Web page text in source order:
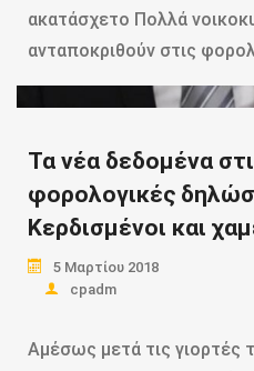
ακατάσχετο Πολλά
ανταποκριθούν στις
Τα νέα δεδομένα
φορολογικές
Κερδισμένοι και
5 Μαρτίου 2018
cpadm
Αμέσως μετά τις γιορτές